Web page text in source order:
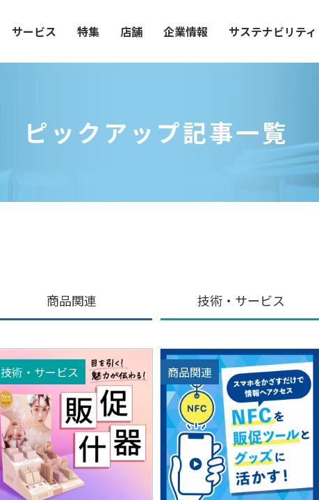
サービス 特集 店舗 企業情報 サステナビリティ
ピックアップ記事一覧
商品関連 技術・ サービス
技術・サービス 商品関連